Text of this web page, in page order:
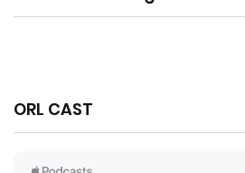
ORL CAST